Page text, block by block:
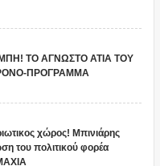
ΤΟ ΑΓΝΩΣΤΟ ΑΤΙΑ ΤΟΥ
ΠΡΟΓΡΑΜΜΑ
χώρος! Μπινιάρης
του πολιτικού φορέα